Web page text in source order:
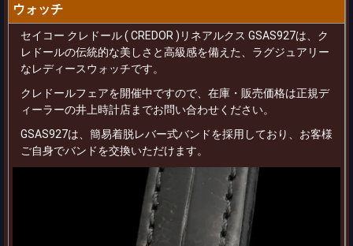
ウォッチ
セイコー クレドール ( CREDOR )リネアルクス GSAS927は、ク
レドールの伝統的な美しさと高級感を備えた、ラグジュアリー
なレディースウォッチです。
クレドールフェアを開催中ですので、在庫・販売価格は正規デ
ィーラーの井上時計店までお問い合わせください。
GSAS927は、簡易着脱レバー式バンドを採用しており、お客様
ご自身でバンドを交換いただけます。